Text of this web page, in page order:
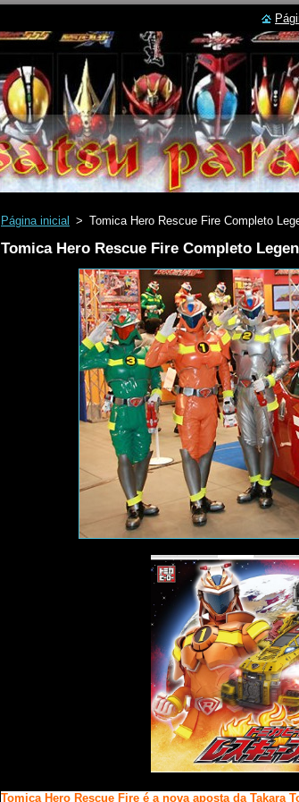
Página inicial > Tomica Hero Rescue Fire Completo
Tomica Hero Rescue Fire Completo
Tomica Hero Rescue Fire é a nova aposta da Takara